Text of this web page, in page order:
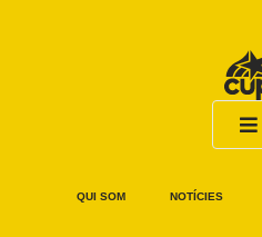
QUI SOM NOTÍCIES